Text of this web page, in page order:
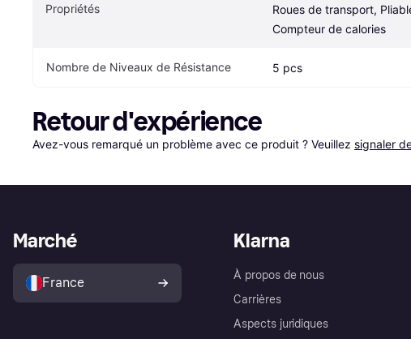
Propriétés
Roues de transport,
Compteur de calories
Nombre de Niveaux de Résistance 5 pcs
Retour d'expérience
Avez-vous remarqué un problème avec ce produit ? Veuillez signaler
Klarna
À propos de nous
Carrières
Aspects juridiques
Marché
France